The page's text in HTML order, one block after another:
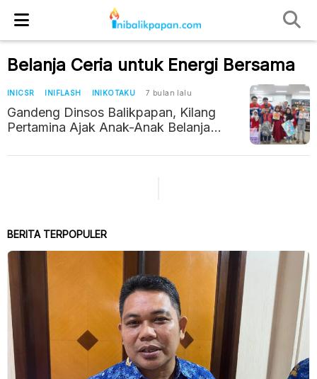
Belanja Ceria untuk Energi Bersama
INICSR INIFLASH INIKOTAKU 7 bulan lalu
Gandeng Dinsos Balikpapan, Kilang
Pertamina Ajak Anak-Anak Belanja
BERITA TERPOPULER